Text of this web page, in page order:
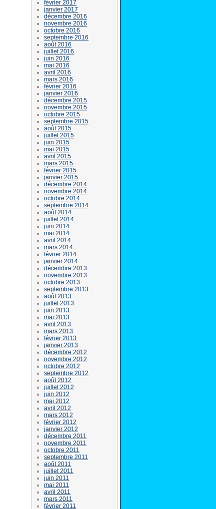
février 2017
janvier 2017
décembre 2016
novembre 2016
octobre 2016
septembre 2016
août 2016
juillet 2016
juin 2016
mai 2016
avril 2016
mars 2016
février 2016
janvier 2016
décembre 2015
novembre 2015
octobre 2015
septembre 2015
août 2015
juillet 2015
juin 2015
mai 2015
avril 2015
mars 2015
février 2015
janvier 2015
décembre 2014
novembre 2014
octobre 2014
septembre 2014
août 2014
juillet 2014
juin 2014
mai 2014
avril 2014
mars 2014
février 2014
janvier 2014
décembre 2013
novembre 2013
octobre 2013
septembre 2013
août 2013
juillet 2013
juin 2013
mai 2013
avril 2013
mars 2013
février 2013
janvier 2013
décembre 2012
novembre 2012
octobre 2012
septembre 2012
août 2012
juillet 2012
juin 2012
mai 2012
avril 2012
mars 2012
février 2012
janvier 2012
décembre 2011
novembre 2011
octobre 2011
septembre 2011
août 2011
juillet 2011
juin 2011
mai 2011
avril 2011
mars 2011
février 2011